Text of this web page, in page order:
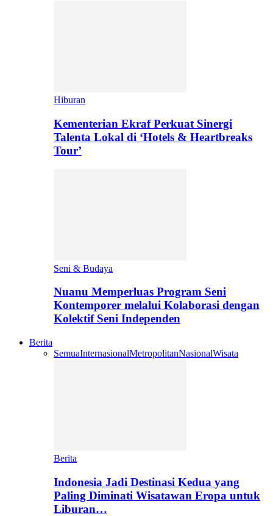
Hiburan
Kementerian Ekraf Perkuat Sinergi
Talenta Lokal di ‘Hotels & Heartbreaks
Tour’
Seni & Budaya
Nuanu Memperluas Program Seni
Kontemporer melalui Kolaborasi dengan
Kolektif Seni Independen
Berita
SemuaInternasionalMetropolitanNasionalWisata
Berita
Indonesia Jadi Destinasi Kedua yang
Paling Diminati Wisatawan Eropa untuk
Liburan…